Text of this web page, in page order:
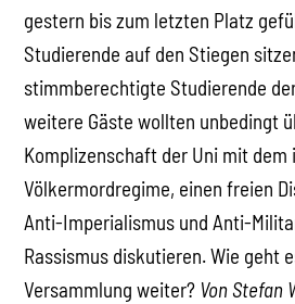
gestern bis zum letzten Platz
Studierende auf den Stiegen
stimmberechtigte Studierende
weitere Gäste wollten unbedingt
Komplizenschaft der Uni mit dem
Völkermordregime, einen freien
Anti-Imperialismus und Anti-
Rassismus diskutieren. Wie geht
Versammlung weiter? Von Stefan